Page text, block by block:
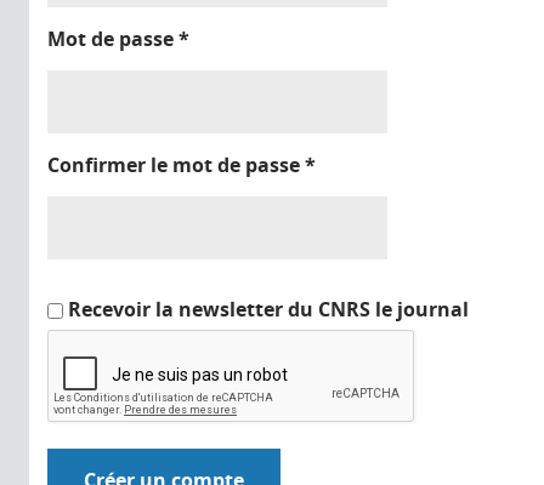
Mot de passe*
Confirmer le mot de passe*
Recevoir la newsletter du CNRS le journal